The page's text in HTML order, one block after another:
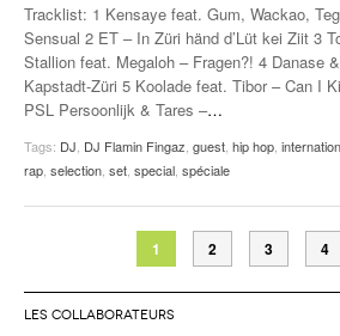
Tracklist: 1 Kensaye feat. Gum, Wackao,
Sensual 2 ET – In Züri händ d’Lüt kei Ziit 3
Stallion feat. Megaloh – Fragen?! 4 Danase
Kapstadt-Züri 5 Koolade feat. Tibor – Can I
PSL Persoonlijk & Tares –…
Tags: DJ DJ Flamin Fingaz guest hip hop
rap selection set special spéciale
1 2 3 4
LES COLLABORATEURS